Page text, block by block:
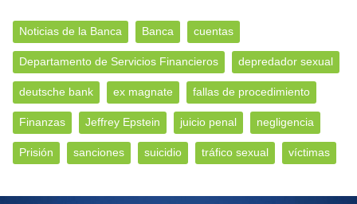
Noticias de la Banca Banca cuentas
Departamento de Servicios Financieros depredador sexual
deutsche bank ex magnate fallas de procedimiento
Finanzas Jeffrey Epstein juicio penal negligencia
Prisión sanciones suicidio tráfico sexual víctimas